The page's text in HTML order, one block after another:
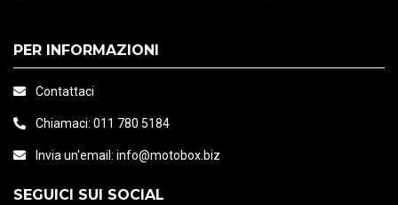
PER INFORMAZIONI
Contattaci
Chiamaci: 011 780 5184
Invia un'email: info@motobox.biz
SEGUICI SUI SOCIAL